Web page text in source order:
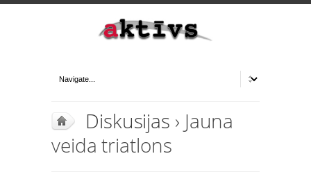
Diskusijas › Jauna
veida triatlons